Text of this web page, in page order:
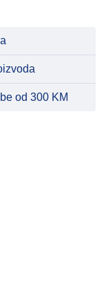
od 300 KM